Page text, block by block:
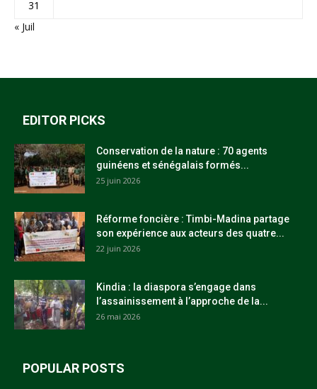
31
« Juil
EDITOR PICKS
Conservation de la nature : 70 agents
guinéens et sénégalais formés...
25 juin 2026
Réforme foncière : Timbi-Madina partage
son expérience aux acteurs des quatre...
22 juin 2026
Kindia : la diaspora s’engage dans
l’assainissement à l’approche de la...
26 mai 2026
POPULAR POSTS